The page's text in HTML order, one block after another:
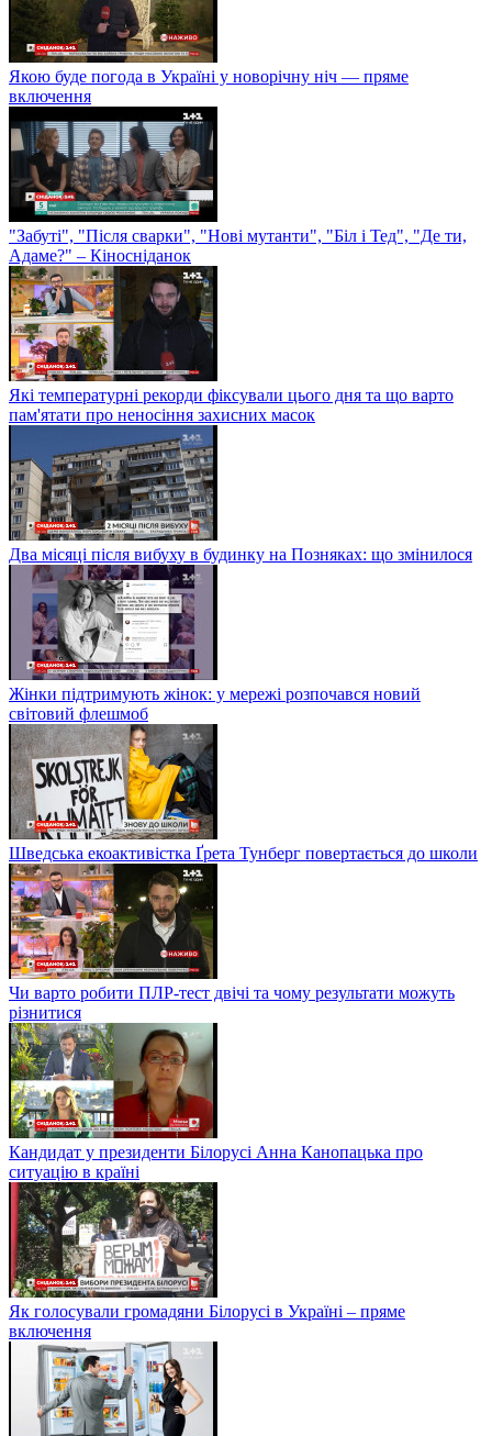
Якою буде погода в Україні у новорічну ніч — пряме
включення
"Забуті", "Після сварки", "Нові мутанти", "Біл і Тед", "Де ти,
Адаме?" – Кіносніданок
Які температурні рекорди фіксували цього дня та що варто
пам'ятати про неносіння захисних масок
Два місяці після вибуху в будинку на Позняках: що змінилося
Жінки підтримують жінок: у мережі розпочався новий
світовий флешмоб
Шведська екоактивістка Ґрета Тунберг повертається до школи
Чи варто робити ПЛР-тест двічі та чому результати можуть
різнитися
Кандидат у президенти Білорусі Анна Канопацька про
ситуацію в країні
Як голосували громадяни Білорусі в Україні – пряме
включення